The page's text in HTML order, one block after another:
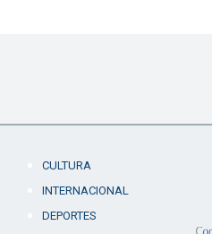
CULTURA
INTERNACIONAL
DEPORTES